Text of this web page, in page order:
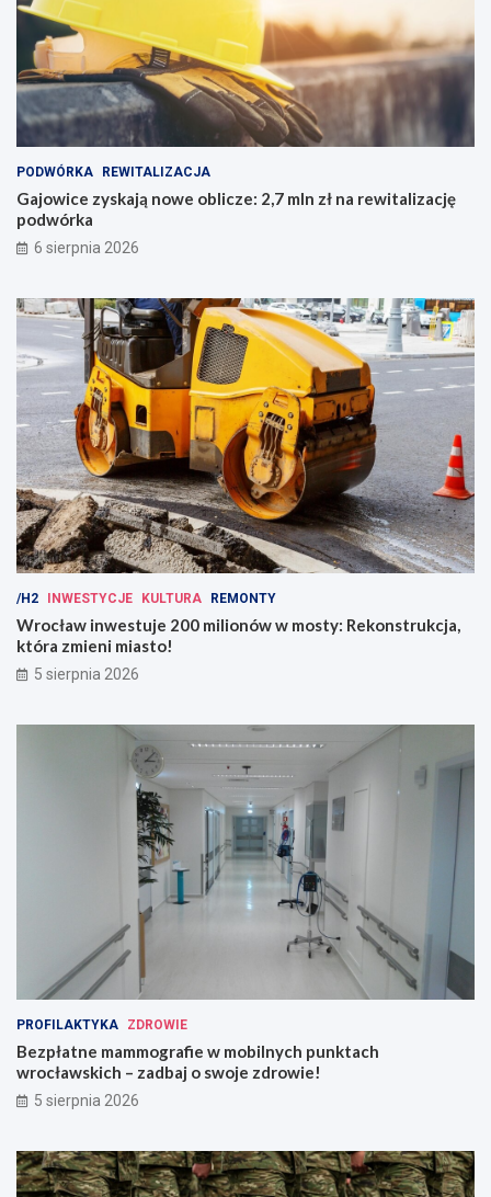
PODWÓRKA REWITALIZACJA
Gajowice zyskają nowe oblicze: 2,7 mln zł na rewitalizację
podwórka
6 sierpnia 2026
/H2 INWESTYCJE KULTURA REMONTY
Wrocław inwestuje 200 milionów w mosty: Rekonstrukcja,
która zmieni miasto!
5 sierpnia 2026
PROFILAKTYKA ZDROWIE
Bezpłatne mammografie w mobilnych punktach
wrocławskich – zadbaj o swoje zdrowie!
5 sierpnia 2026